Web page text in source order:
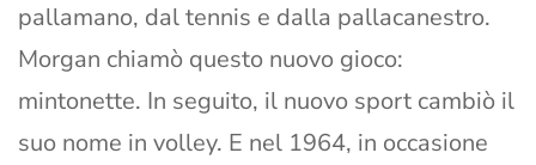
pallamano, dal tennis e dalla pallacanestro.
Morgan chiamò questo nuovo gioco:
mintonette. In seguito, il nuovo sport cambiò il
suo nome in volley. E nel 1964, in occasione